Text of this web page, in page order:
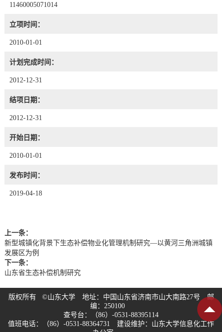
11460005071014
立项时间：
2010-01-01
计划完成时间：
2012-12-31
结项日期：
2012-12-31
开始日期：
2010-01-01
发布时间：
2019-04-18
上一条：
新型城镇化背景下生态补偿物业化管理机制研究—以黄河三角洲城镇
发展区为例
下一条：
山东省生态补偿机制研究
版权所有 ©山东大学 地址：中国山东省济南市山大南路27号 邮
编：250100
查号台：（86）-0531-88395114
值班电话：（86）-0531-88364731 建设维护：山东大学信息化工作